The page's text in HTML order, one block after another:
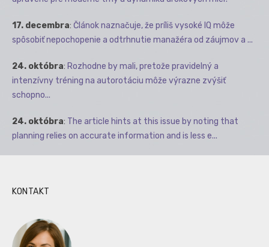
17. decembra: Článok naznačuje, že príliš vysoké IQ môže
spôsobiť nepochopenie a odtrhnutie manažéra od záujmov a ...
24. októbra: Rozhodne by mali, pretože pravidelný a
intenzívny tréning na autorotáciu môže výrazne zvýšiť
schopno...
24. októbra: The article hints at this issue by noting that
planning relies on accurate information and is less e...
KONTAKT